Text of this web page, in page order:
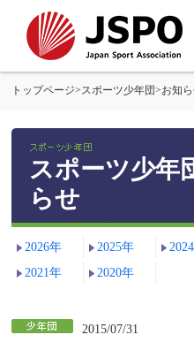
トップページ>スポーツ少年団>お知
スポーツ少年
らせ
2026年 2025年
2021年
2020年
2015/07/31